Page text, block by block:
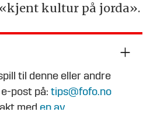
kultur på jorda».
til denne eller andre
e-post på:tips@fofo.no
med en av